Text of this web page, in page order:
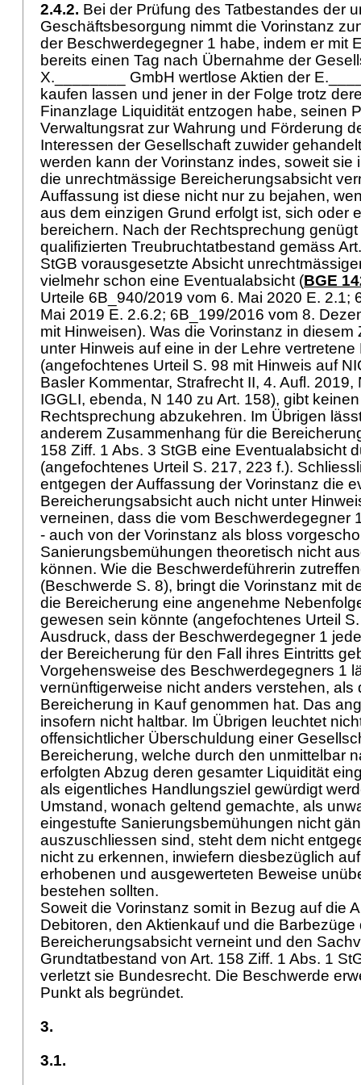
2.4.2. Bei der Prüfung des Tatbestandes der
Geschäftsbesorgung nimmt die Vorinstanz
der Beschwerdegegner 1 habe, indem er mit
bereits einen Tag nach Übernahme der
X.________ GmbH wertlose Aktien der
kaufen lassen und jener in der Folge trotz
Finanzlage Liquidität entzogen habe, seinen
Verwaltungsrat zur Wahrung und Förderung
Interessen der Gesellschaft zuwider
werden kann der Vorinstanz indes, soweit sie
die unrechtmässige Bereicherungsabsicht
Auffassung ist diese nicht nur zu bejahen,
aus dem einzigen Grund erfolgt ist, sich oder
bereichern. Nach der Rechtsprechung
qualifizierten Treubruchtatbestand gemäss
StGB vorausgesetzte Absicht
vielmehr schon eine Eventualabsicht (BGE
Urteile 6B_940/2019 vom 6. Mai 2020 E. 2.1;
Mai 2019 E. 2.6.2; 6B_199/2016 vom 8.
mit Hinweisen). Was die Vorinstanz in
unter Hinweis auf eine in der Lehre
(angefochtenes Urteil S. 98 mit Hinweis auf
Basler Kommentar, Strafrecht II, 4. Aufl. 2019,
IGGLI, ebenda, N 140 zu Art. 158), gibt
Rechtsprechung abzukehren. Im Übrigen
anderem Zusammenhang für die
158 Ziff. 1 Abs. 3 StGB eine Eventualabsicht
(angefochtenes Urteil S. 217, 223 f.).
entgegen der Auffassung der Vorinstanz die
Bereicherungsabsicht auch nicht unter
verneinen, dass die vom Beschwerdegegner
- auch von der Vorinstanz als bloss
Sanierungsbemühungen theoretisch nicht
können. Wie die Beschwerdeführerin
(Beschwerde S. 8), bringt die Vorinstanz mit
die Bereicherung eine angenehme
gewesen sein könnte (angefochtenes Urteil
Ausdruck, dass der Beschwerdegegner 1
der Bereicherung für den Fall ihres Eintritts
Vorgehensweise des Beschwerdegegners 1
vernünftigerweise nicht anders verstehen, als
Bereicherung in Kauf genommen hat. Das
insofern nicht haltbar. Im Übrigen leuchtet
offensichtlicher Überschuldung einer
Bereicherung, welche durch den unmittelbar
erfolgten Abzug deren gesamter Liquidität
als eigentliches Handlungsziel gewürdigt
Umstand, wonach geltend gemachte, als
eingestufte Sanierungsbemühungen nicht
auszuschliessen sind, steht dem nicht
nicht zu erkennen, inwiefern diesbezüglich
erhobenen und ausgewerteten Beweise
bestehen sollten.
Soweit die Vorinstanz somit in Bezug auf die
Debitoren, den Aktienkauf und die Barbezüge
Bereicherungsabsicht verneint und den
Grundtatbestand von Art. 158 Ziff. 1 Abs. 1
verletzt sie Bundesrecht. Die Beschwerde
Punkt als begründet.
3.
3.1.